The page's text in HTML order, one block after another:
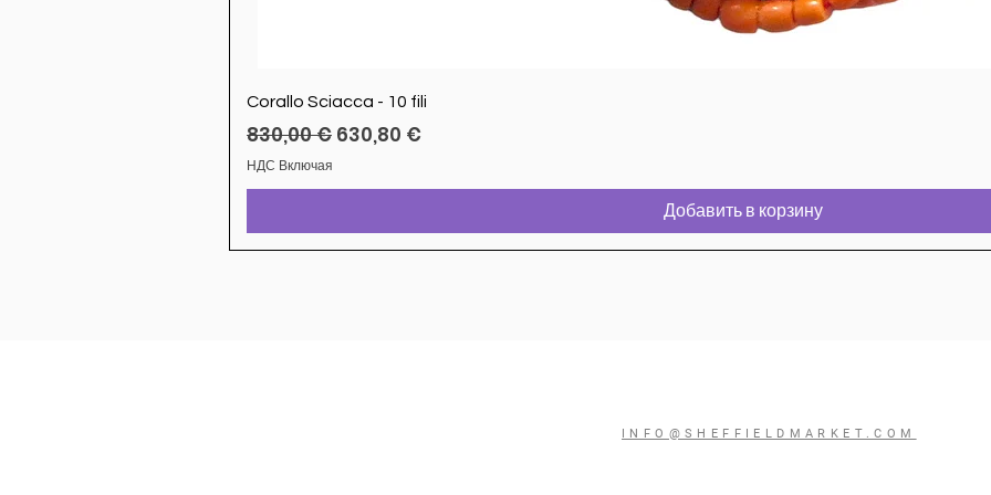
Corallo Sciacca - 10 fili
Обычная цена
830,00 € Цена со скидкой
630,80 €
НДС Включая
Добавить в корзину
INFO@SHEFFIELDMARKET.COM